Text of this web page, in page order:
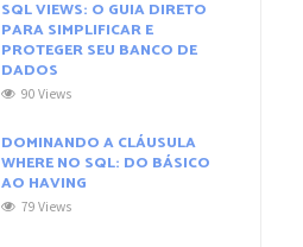
SQL VIEWS: O GUIA DIRETO
PARA SIMPLIFICAR E
PROTEGER SEU BANCO DE
DADOS
90 Views
DOMINANDO A CLÁUSULA
WHERE NO SQL: DO BÁSICO
AO HAVING
79 Views